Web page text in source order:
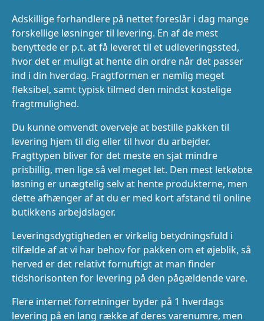
Adskillige forhandlere på nettet foreslår i dag mange
forskellige løsninger til levering. En af de mest
benyttede er p.t. at få leveret til et udleveringssted,
hvor det er muligt at hente din ordre når det passer
ind i din hverdag. Fragtformen er nemlig meget
fleksibel, samt typisk tilmed den mindst kostelige
fragtmulighed.
Du kunne omvendt overveje at bestille pakken til
levering hjem til dig eller til hvor du arbejder.
Fragttypen bliver for det meste en sjat mindre
prisbillig, men lige så vel meget let. Den mest letkøbte
løsning er unægtelig selv at hente produkterne, men
dette afhænger af at du er med kort afstand til online
butikkens arbejdslager.
Leveringsdygtigheden er virkelig betydningsfuld i
tilfælde af at vi har behov for pakken om et øjeblik, så
herved er det relativt fornuftigt at man finder
tidshorisonten for levering på den pågældende vare.
Flere internet forretninger byder på 1 hverdags
levering på en lang række af deres varenumre, men